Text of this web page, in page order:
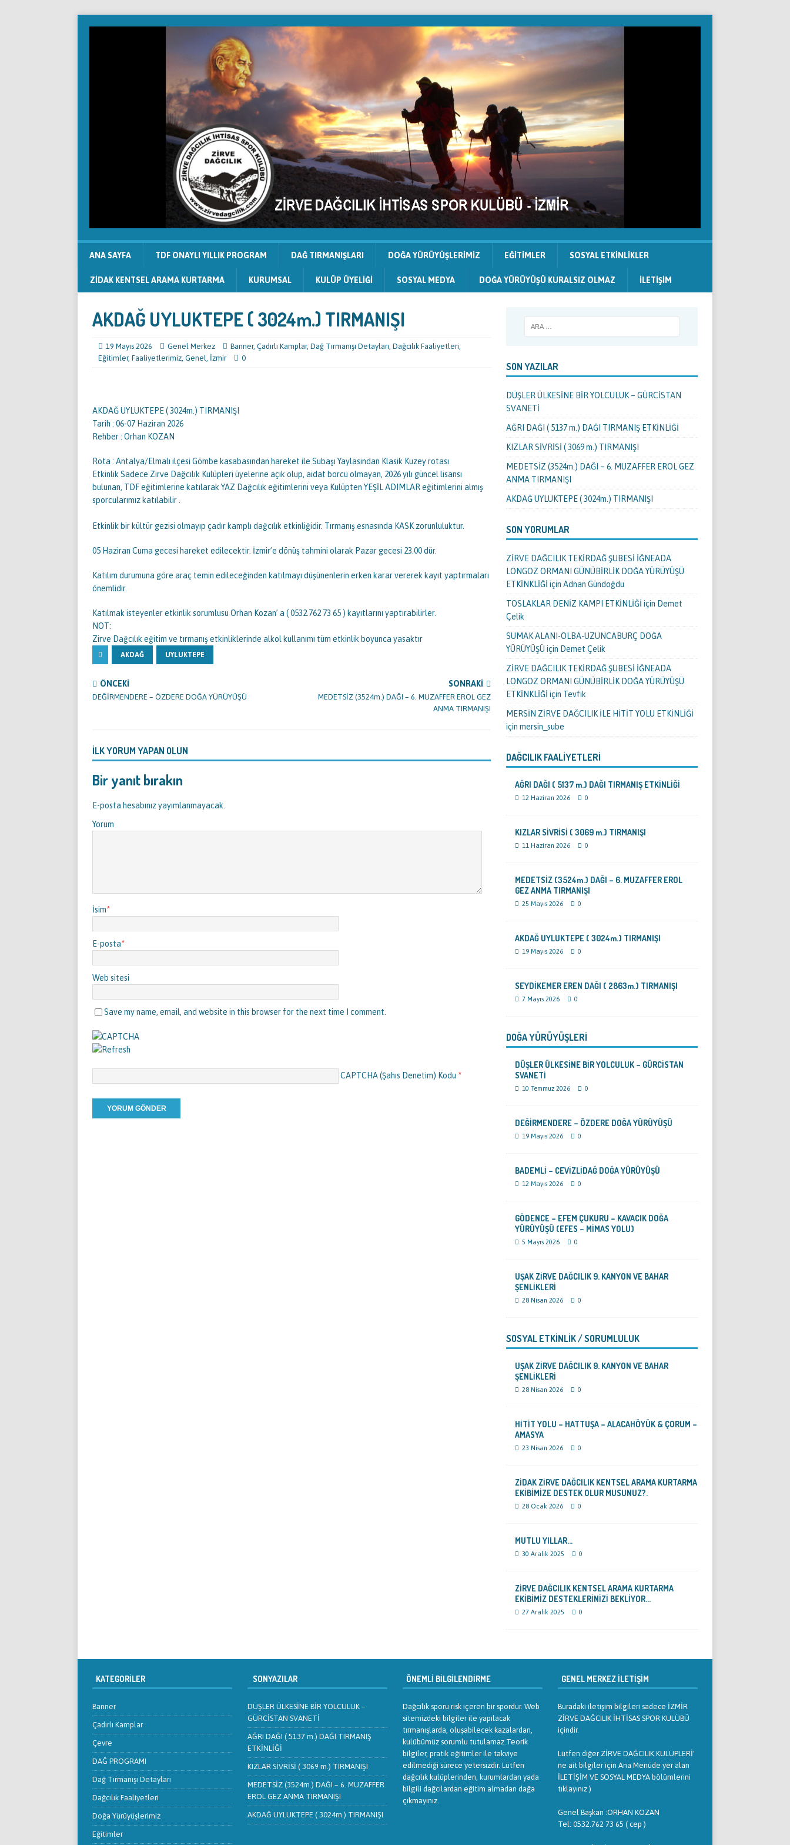
ANA SAYFA TDF ONAYLI YILLIK PROGRAM DAĞ TIRMANIŞLARI DOĞA YÜRÜYÜŞLERIMIZ EĞITIMLER SOSYAL ETKINLIKLER
ZİDAK KENTSEL ARAMA KURTARMA KURUMSAL KULÜP ÜYELIĞI SOSYAL MEDYA DOĞA YÜRÜYÜŞÜ KURALSIZ OLMAZ İLETIŞIM
AKDAĞ UYLUKTEPE ( 3024m.) TIRMANIŞI
19 Mayıs 2026 Genel Merkez Banner, Çadırlı Kamplar, Dağ Tırmanışı Detayları Dağcılık Faaliyetleri
Eğitimler, Faaliyetlerimiz Genel İzmir 0
AKDAĞ UYLUKTEPE ( 3024m.) TIRMANIŞI
Tarih : 06-07 Haziran 2026
Rehber : Orhan KOZAN
Rota : Antalya/Elmalı ilçesi Gömbe kasabasından hareket ile Subaşı Yaylasından Klasik Kuzey rotası
Etkinlik Sadece Zirve Dağcılık Kulüpleri üyelerine açık olup, aidat borcu olmayan, 2026 yılı güncel lisansı
bulunan, TDF eğitimlerine katılarak YAZ Dağcılık eğitimlerini veya Kulüpten YEŞİL ADIMLAR eğitimlerini almış
sporcularımız katılabilir .
Etkinlik bir kültür gezisi olmayıp çadır kamplı dağcılık etkinliğidir. Tırmanış esnasında KASK zorunluluktur.
05 Haziran Cuma gecesi hareket edilecektir. İzmir’e dönüş tahmini olarak Pazar gecesi 23.00 dür.
Katılım durumuna göre araç temin edileceğinden katılmayı düşünenlerin erken karar vererek kayıt yaptırmaları
önemlidir.
Katılmak isteyenler etkinlik sorumlusu Orhan Kozan’ a ( 0532.762 73 65 ) kayıtlarını yaptırabilirler.
NOT:
Zirve Dağcılık eğitim ve tırmanış etkinliklerinde alkol kullanımı tüm etkinlik boyunca yasaktır
AKDAĞ UYLUKTEPE
ÖNCEKI
DEĞİRMENDERE – ÖZDERE DOĞA YÜRÜYÜŞÜ
SONRAKI
MEDETSİZ (3524m.) DAĞI – 6. MUZAFFER EROL GEZ
ANMA TIRMANIŞI
İLK YORUM YAPAN OLUN
Bir yanıt bırakın
E-posta hesabınız yayımlanmayacak.
Yorum
İsim*
E-posta*
Web sitesi
Save my name, email, and website in this browser for the next time I comment.
CAPTCHA (Şahıs Denetim) Kodu *
SON YAZILAR
DÜŞLER ÜLKESİNE BİR YOLCULUK – GÜRCİSTAN
SVANETİ
AĞRI DAĞI ( 5137 m.) DAĞI TIRMANIŞ ETKİNLİĞİ
KIZLAR SİVRİSİ ( 3069 m.) TIRMANIŞI
MEDETSİZ (3524m.) DAĞI – 6. MUZAFFER EROL GEZ
ANMA TIRMANIŞI
AKDAĞ UYLUKTEPE ( 3024m.) TIRMANIŞI
SON YORUMLAR
ZİRVE DAĞCILIK TEKİRDAĞ ŞUBESİ İĞNEADA
LONGOZ ORMANI GÜNÜBİRLİK DOĞA YÜRÜYÜŞÜ
ETKİNKLİĞİ için Adnan Gündoğdu
TOSLAKLAR DENİZ KAMPI ETKİNLİĞİ için Demet
Çelik
SUMAK ALANI-OLBA-UZUNCABURÇ DOĞA
YÜRÜYÜŞÜ için Demet Çelik
ZİRVE DAĞCILIK TEKİRDAĞ ŞUBESİ İĞNEADA
LONGOZ ORMANI GÜNÜBİRLİK DOĞA YÜRÜYÜŞÜ
ETKİNKLİĞİ için Tevfik
MERSİN ZİRVE DAĞCILIK İLE HİTİT YOLU ETKİNLİĞİ
için mersin_sube
DAĞCILIK FAALIYETLERI
AĞRI DAĞI ( 5137 m.) DAĞI TIRMANIŞ ETKİNLİĞİ
12 Haziran 2026 0
KIZLAR SİVRİSİ ( 3069 m.) TIRMANIŞI
11 Haziran 2026 0
MEDETSİZ (3524m.) DAĞI – 6. MUZAFFER EROL
GEZ ANMA TIRMANIŞI
25 Mayıs 2026 0
AKDAĞ UYLUKTEPE ( 3024m.) TIRMANIŞI
19 Mayıs 2026 0
SEYDİKEMER EREN DAĞI ( 2863m.) TIRMANIŞI
7 Mayıs 2026 0
DOĞA YÜRÜYÜŞLERİ
DÜŞLER ÜLKESİNE BİR YOLCULUK – GÜRCİSTAN
SVANETİ
10 Temmuz 2026 0
DEĞİRMENDERE – ÖZDERE DOĞA YÜRÜYÜŞÜ
19 Mayıs 2026 0
BADEMLİ – CEVİZLİDAĞ DOĞA YÜRÜYÜŞÜ
12 Mayıs 2026 0
GÖDENCE – EFEM ÇUKURU – KAVACIK DOĞA
YÜRÜYÜŞÜ (EFES – MİMAS YOLU)
5 Mayıs 2026 0
UŞAK ZİRVE DAĞCILIK 9. KANYON VE BAHAR
ŞENLİKLERİ
28 Nisan 2026 0
SOSYAL ETKİNLİK / SORUMLULUK
UŞAK ZİRVE DAĞCILIK 9. KANYON VE BAHAR
ŞENLİKLERİ
28 Nisan 2026 0
HİTİT YOLU – HATTUŞA – ALACAHÖYÜK & ÇORUM –
AMASYA
23 Nisan 2026 0
ZİDAK ZİRVE DAĞCILIK KENTSEL ARAMA KURTARMA
EKİBİMİZE DESTEK OLUR MUSUNUZ?.
28 Ocak 2026 0
MUTLU YILLAR…
30 Aralık 2025 0
ZİRVE DAĞCILIK KENTSEL ARAMA KURTARMA
EKİBİMİZ DESTEKLERİNİZİ BEKLİYOR…
27 Aralık 2025 0
KATEGORILER
Banner
Çadırlı Kamplar
Çevre
DAĞ PROGRAMI
Dağ Tırmanışı Detayları
Dağcılık Faaliyetleri
Doğa Yürüyüşlerimiz
Eğitimler
SONYAZILAR
DÜŞLER ÜLKESİNE BİR YOLCULUK –
GÜRCİSTAN SVANETİ
AĞRI DAĞI ( 5137 m.) DAĞI TIRMANIŞ
ETKİNLİĞİ
KIZLAR SİVRİSİ ( 3069 m.) TIRMANIŞI
MEDETSİZ (3524m.) DAĞI – 6. MUZAFFER
EROL GEZ ANMA TIRMANIŞI
AKDAĞ UYLUKTEPE ( 3024m.) TIRMANIŞI
ÖNEMLI BILGILENDIRME
Dağcılık sporu risk içeren bir spordur. Web
sitemizdeki bilgiler ile yapılacak
tırmanışlarda, oluşabilecek kazalardan,
kulübümüz sorumlu tutulamaz.Teorik
bilgiler, pratik eğitimler ile takviye
edilmediği sürece yetersizdir. Lütfen
dağcılık kulüplerinden, kurumlardan yada
bilgili dağcılardan eğitim almadan dağa
çıkmayınız.
GENEL MERKEZ İLETIŞIM
Buradaki iletişim bilgileri sadece İZMİR
ZİRVE DAĞCILIK İHTİSAS SPOR KULÜBÜ
içindir.
Lütfen diğer ZİRVE DAĞCILIK KULÜPLERİ'
ne ait bilgiler için Ana Menüde yer alan
İLETİŞİM VE SOSYAL MEDYA bölümlerini
tıklayınız )
Genel Başkan :ORHAN KOZAN
Tel: 0532.762 73 65 ( cep )